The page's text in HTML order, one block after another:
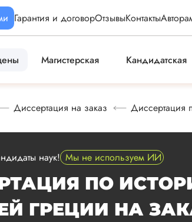
Гарантия и договорОтзывыКонтакты
Магистерская Кандидатская
Диссертация на заказ Диссертация
наук! Мы не используем ИИ
ПО
ГРЕЦИИ НА